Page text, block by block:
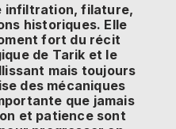
infiltration, filature,
historiques. Elle
fort du récit
de Tarik et le
mais toujours
des mécaniques
que jamais
et patience sont